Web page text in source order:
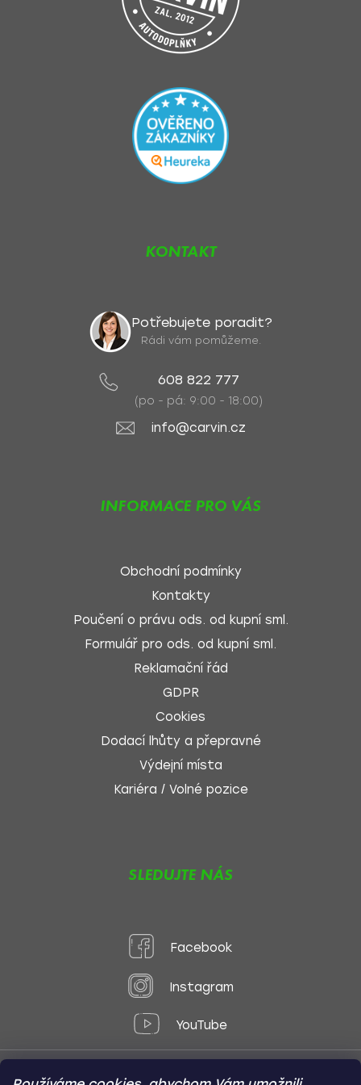
KONTAKT
Potřebujete poradit?
Rádi vám pomůžeme.
608 822 777
(po - pá: 9:00 - 18:00)
info@carvin.cz
INFORMACE PRO VÁS
Obchodní podmínky
Kontakty
Poučení o právu ods. od kupní sml.
Formulář pro ods. od kupní sml.
Reklamační řád
GDPR
Cookies
Dodací lhůty a přepravné
Výdejní místa
Kariéra / Volné pozice
SLEDUJTE NÁS
Facebook
Instagram
YouTube